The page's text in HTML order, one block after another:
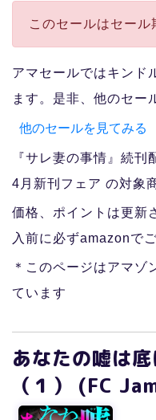
このセールはセー
アマセールではキンド
ます。是非、他のセー
他のセールを見てみる
『サレ妻の事情』続
4月新刊フェア の対象
価格、ポイントは更新
入前に必ずamazonで
＊このページはアマゾ
ています
あなたの嘘は底
（１） (FC